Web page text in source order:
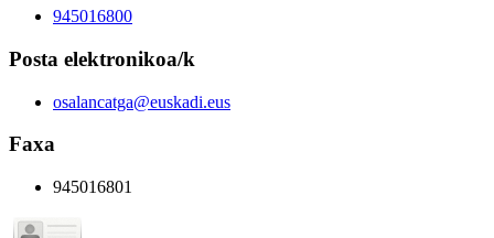
945016800
Posta elektronikoa/k
osalancatga@euskadi.eus
Faxa
945016801